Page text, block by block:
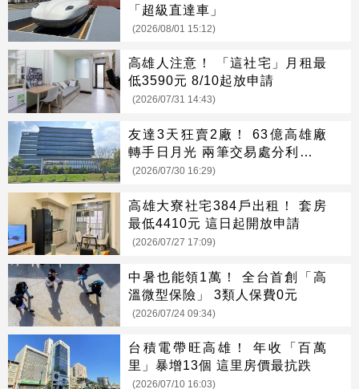
「超級直達車」
(2026/08/01 15:12)
高雄人注意！ 「這社宅」月租最
低3590元 8/10起放申請
(2026/07/31 14:43)
友達3天狂賣2廠！ 63億高雄廠
轉手日月光 兩筆交易處分利益估
176.7億
(2026/07/30 16:29)
高雄大寮社宅384戶出租！ 套房
最低4410元 這日起開放申請
(2026/07/27 17:09)
中暑也能領1萬！ 全台首創「高
溫微型保險」 3類人保費0元
(2026/07/24 09:34)
台積電帶旺高雄！ 年收「百萬
里」暴增13個 這里房價最抗跌
(2026/07/10 16:03)